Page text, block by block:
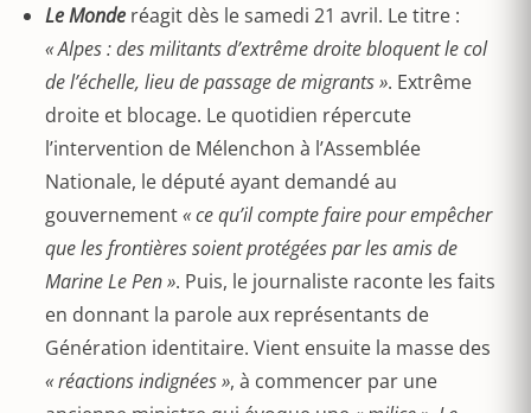
Le Monde réagit dès le samedi 21 avril. Le titre :
« Alpes : des militants d’extrême droite bloquent le col
de l’échelle, lieu de passage de migrants ». Extrême
droite et blocage. Le quotidien répercute
l’intervention de Mélenchon à l’Assemblée
Nationale, le député ayant demandé au
gouvernement« ce qu’il compte faire pour empêcher
que les frontières soient protégées par les amis de
Marine Le Pen ». Puis, le journaliste raconte les faits
en donnant la parole aux représentants de
Génération identitaire. Vient ensuite la masse des
« réactions indignées », à commencer par une